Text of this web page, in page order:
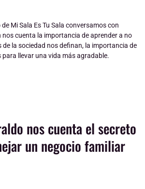
Mi Sala Es Tu Sala conversamos con
nos cuenta la importancia de aprender a no
de la sociedad nos definan, la importancia de
para llevar una vida más agradable.
nos cuenta el secreto
un negocio familiar